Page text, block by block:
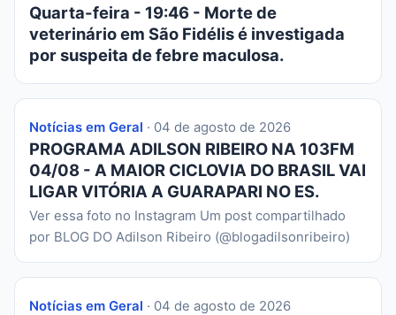
Quarta-feira - 19:46 - Morte de
veterinário em São Fidélis é investigada
por suspeita de febre maculosa.
Notícias em Geral · 04 de agosto de 2026
PROGRAMA ADILSON RIBEIRO NA 103FM
04/08 - A MAIOR CICLOVIA DO BRASIL VAI
LIGAR VITÓRIA A GUARAPARI NO ES.
Ver essa foto no Instagram Um post compartilhado
por BLOG DO Adilson Ribeiro (@blogadilsonribeiro)
Notícias em Geral · 04 de agosto de 2026